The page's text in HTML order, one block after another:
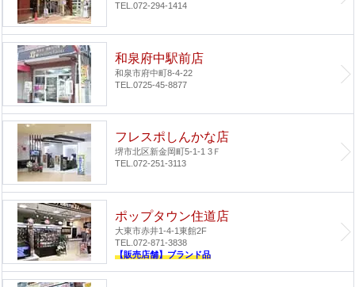
TEL.072-294-1414
和泉府中駅前店
和泉市府中町8-4-22
TEL.0725-45-8877
フレスポしんかな店
堺市北区新金岡町5-1-1 3Ｆ
TEL.072-251-3113
ポップタウン住道店
大東市赤井1-4-1東館2F
TEL.072-871-3838
【販売店舗】ブランド品